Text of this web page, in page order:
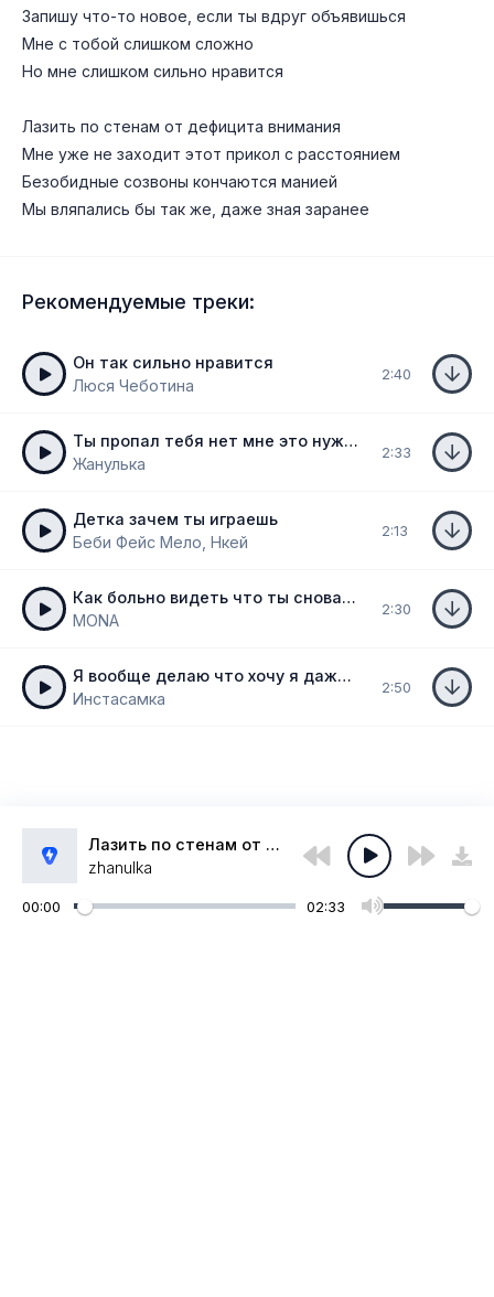
Запишу что-то новое, если ты вдруг объявишься
Мне с тобой слишком сложно
Но мне слишком сильно нравится
Лазить по стенам от дефицита внимания
Мне уже не заходит этот прикол с расстоянием
Безобидные созвоны кончаются манией
Мы вляпались бы так же, даже зная заранее
Рекомендуемые треки:
Он так сильно нравится
Люся Чеботина
2:40
Ты пропал тебя нет мне это нужно тебе нет
Жанулька
2:33
Детка зачем ты играешь
Беби Фейс Мело, Нкей
2:13
Как больно видеть что ты снова не со мной
MONA
2:30
Я вообще делаю что хочу я даже за деньги не замолчу
Инстасамка
2:50
Лазить по стенам от дефицита внимания
zhanulka
00:00 02:33